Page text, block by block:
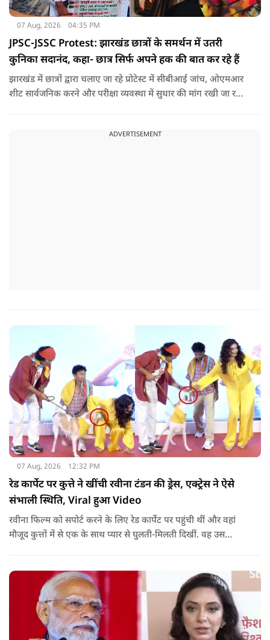
07 Aug, 2026 04:35 PM
JPSC-JSSC Protest: झारखंड छात्रों के समर्थन में उतरी
कुनिका सदानंद, कहा- छात्र सिर्फ अपने हक की बात कर रहे हैं
झारखंड में छात्रों द्वारा चलाए जा रहे प्रोटेस्ट में सीबीआई जांच, ओएमआर
शीट सार्वजनिक करने और परीक्षा व्यवस्था में सुधार की मांग रखी जा रही
ADVERTISEMENT
07 Aug, 2026 12:32 PM
रेड कार्पेट पर कुत्ते ने खींची रवीना टंडन की ड्रेस, एक्ट्रेस ने ऐसे
संभाली स्थिति, Viral हुआ Video
रवीना फिल्म को सपोर्ट करने के लिए रेड कार्पेट पर पहुंची थीं और वहां
मौजूद कुत्तों में से एक के साथ प्यार से घुलती-मिलती दिखीं. वह उस
खड़ी हुईं, तो कुत्ते का ध्यान उनकी पीली ड्रेस की लटकती हुई डोरी और
आस्तीन पर चला गया.